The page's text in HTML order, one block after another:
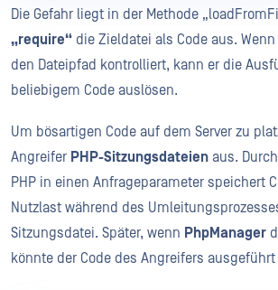
Die Gefahr liegt in der Methode
„require“ die Zieldatei als Code aus.
den Dateipfad kontrolliert, kann er die
beliebigem Code auslösen.
Um bösartigen Code auf dem Server zu
Angreifer PHP-Sitzungsdateien aus.
PHP in einen Anfrageparameter speichert
Nutzlast während des
Sitzungsdatei. Später, wenn PhpManager
könnte der Code des Angreifers ausgeführt